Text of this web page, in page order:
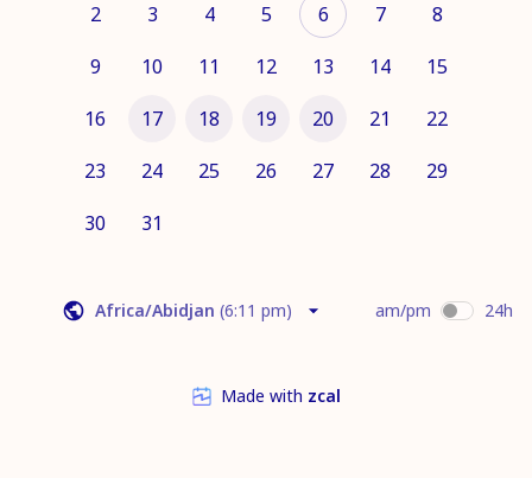
2
3 4 5 6 7
8
9
10 11 12 13 14
15
16
17 18 19 20 21
22
23
24 25 26 27 28
29
30
31
Africa/Abidjan (6:11 pm) am/pm 24h
Made with zcal